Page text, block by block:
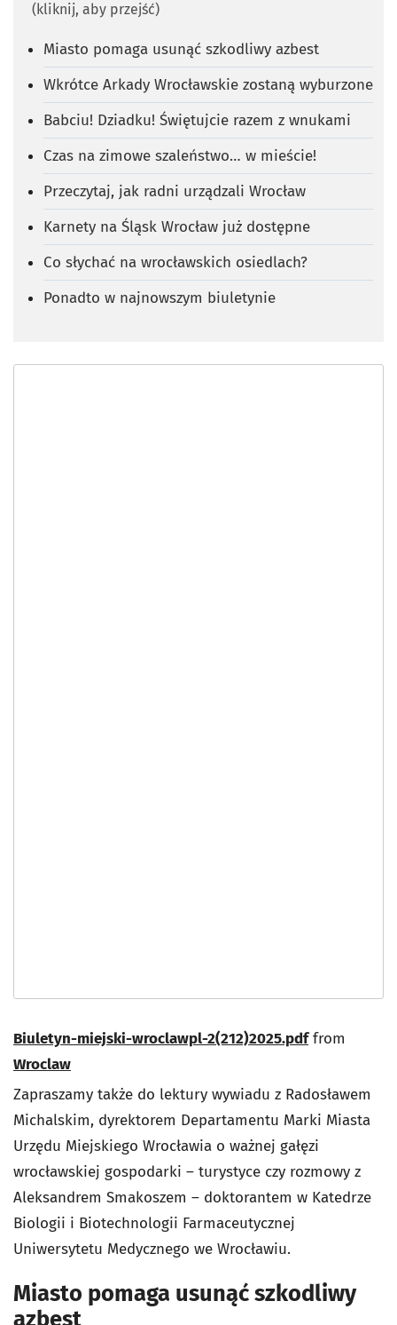
(kliknij, aby przejść)
Miasto pomaga usunąć szkodliwy azbest
Wkrótce Arkady Wrocławskie zostaną wyburzone
Babciu! Dziadku! Świętujcie razem z wnukami
Czas na zimowe szaleństwo… w mieście!
Przeczytaj, jak radni urządzali Wrocław
Karnety na Śląsk Wrocław już dostępne
Co słychać na wrocławskich osiedlach?
Ponadto w najnowszym biuletynie
Biuletyn-miejski-wroclawpl-2(212)2025.pdffrom
Wroclaw
Zapraszamy także do lektury wywiadu z Radosławem
Michalskim, dyrektorem Departamentu Marki Miasta
Urzędu Miejskiego Wrocławia o ważnej gałęzi
wrocławskiej gospodarki – turystyce czy rozmowy z
Aleksandrem Smakoszem – doktorantem w Katedrze
Biologii i Biotechnologii Farmaceutycznej
Uniwersytetu Medycznego we Wrocławiu.
Miasto pomaga usunąć szkodliwy
azbest